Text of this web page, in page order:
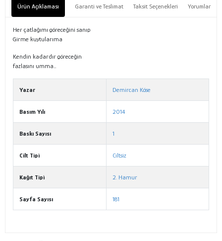
Ürün Açıklaması Garanti ve Teslimat Taksit Seçenekleri Yorumlar
Her çatlağımı göreceğini sanıp
Girme kuytularıma
Kendin kadardır göreceğin
fazlasını umma…
Yazar Demircan Köse
Basım Yılı 2014
Baskı Sayısı 1
Cilt Tipi Ciltsiz
Kağıt Tipi 2. Hamur
Sayfa Sayısı 181